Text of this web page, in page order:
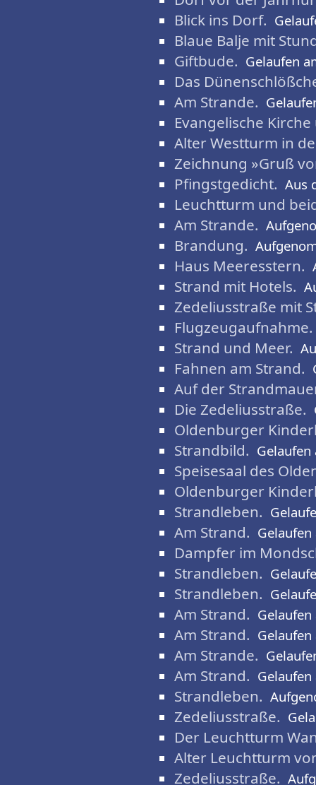
Blick ins Dorf.
Blaue Balje mit
Giftbude. Gelaufen
Das
Am Strande.
Evangelische
Alter Westturm in
Zeichnung »Gruß
Pfingstgedicht. Aus
Leuchtturm und
Am Strande.
Brandung.
Haus Meeresstern.
Strand mit Hotels.
Zedeliusstraße mit
Flugzeugaufnahme.
Strand und Meer.
Fahnen am Strand.
Auf der
Die Zedeliusstraße.
Oldenburger
Strandbild.
Speisesaal des
Oldenburger
Strandleben.
Am Strand.
Dampfer im
Strandleben.
Strandleben.
Am Strand.
Am Strand.
Am Strande.
Am Strand.
Strandleben.
Zedeliusstraße.
Der Leuchtturm
Alter Leuchtturm
Zedeliusstraße.